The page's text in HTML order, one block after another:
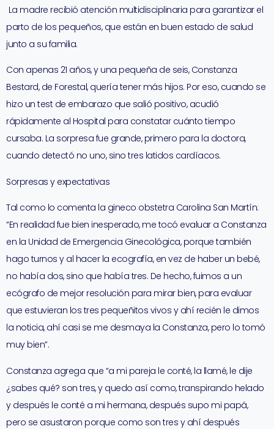
La madre recibió atención multidisciplinaria para garantizar el
parto de los pequeños, que están en buen estado de salud
junto a su familia.
Con apenas 21 años, y una pequeña de seis, Constanza
Bestard, de Forestal, quería tener más hijos. Por eso, cuando se
hizo un test de embarazo que salió positivo, acudió
rápidamente al Hospital para constatar cuánto tiempo
cursaba. La sorpresa fue grande, primero para la doctora,
cuando detectó no uno, sino tres latidos cardíacos.
Sorpresas y expectativas
Tal como lo comenta la gineco obstetra Carolina San Martín:
“En realidad fue bien inesperado, me tocó evaluar a Constanza
en la Unidad de Emergencia Ginecológica, porque también
hago turnos y al hacer la ecografía, en vez de haber un bebé,
no había dos, sino que había tres. De hecho, fuimos a un
ecógrafo de mejor resolución para mirar bien, para evaluar
que estuvieran los tres pequeñitos vivos y ahí recién le dimos
la noticia, ahí casi se me desmaya la Constanza, pero lo tomó
muy bien”.
Constanza agrega que “a mi pareja le conté, la llamé, le dije
¿sabes qué? son tres, y quedo así como, transpirando helado
y después le conté a mi hermana, después supo mi papá,
pero se asustaron porque como son tres y ahí después